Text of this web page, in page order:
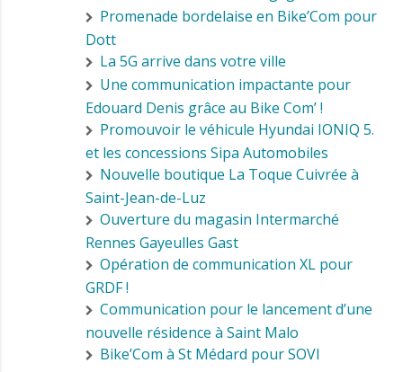
Promenade bordelaise en Bike’Com pour
Dott
La 5G arrive dans votre ville
Une communication impactante pour
Edouard Denis grâce au Bike Com’ !
Promouvoir le véhicule Hyundai IONIQ 5.
et les concessions Sipa Automobiles
Nouvelle boutique La Toque Cuivrée à
Saint-Jean-de-Luz
Ouverture du magasin Intermarché
Rennes Gayeulles Gast
Opération de communication XL pour
GRDF !
Communication pour le lancement d’une
nouvelle résidence à Saint Malo
Bike’Com à St Médard pour SOVI